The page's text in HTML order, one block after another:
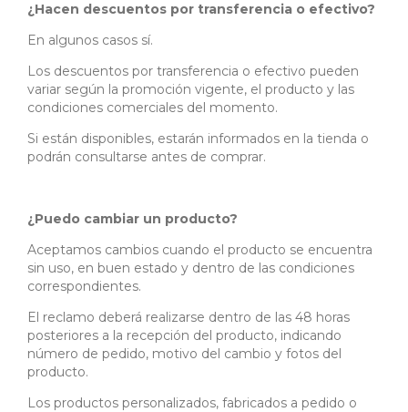
¿Hacen descuentos por transferencia o efectivo?
En algunos casos sí.
Los descuentos por transferencia o efectivo pueden
variar según la promoción vigente, el producto y las
condiciones comerciales del momento.
Si están disponibles, estarán informados en la tienda o
podrán consultarse antes de comprar.
¿Puedo cambiar un producto?
Aceptamos cambios cuando el producto se encuentra
sin uso, en buen estado y dentro de las condiciones
correspondientes.
El reclamo deberá realizarse dentro de las 48 horas
posteriores a la recepción del producto, indicando
número de pedido, motivo del cambio y fotos del
producto.
Los productos personalizados, fabricados a pedido o